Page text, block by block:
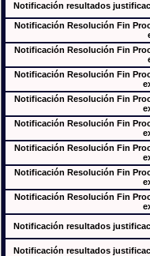
Notificación resultados
Notificación Resolución Fin
Notificación Resolución Fin
Notificación Resolución Fin
Notificación Resolución Fin
Notificación Resolución Fin
Notificación Resolución Fin
Notificación Resolución Fin
Notificación Resolución Fin
Notificación resultados
Notificación resultados